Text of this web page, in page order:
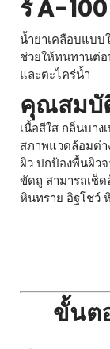
ร์ A-100
น้ำยาเคลือบแบบ
ช่วยให้ทนทานต่อ
และตะไคร่น้ำ
คุณสมบั
เนื้อสีใส กลิ่นบา
สภาพแวดล้อมต่
ผิว ปกป้องพื้นผิว
ขัดถู สามารถเช็ด
หินทราย อิฐโชว์
ขั้นต